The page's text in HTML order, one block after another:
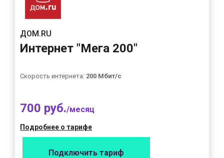
ДОМ.RU
Интернет "Мега 200"
Скорость интернета: 200 Мбит/с
700 руб./месяц
Подробнее о тарифе
Подключить тариф